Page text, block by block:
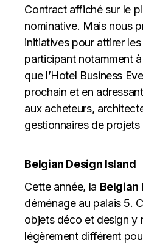
Contract affiché sur le
nominative. Mais nous
initiatives pour attirer
participant notamment
que l’Hotel Business
prochain et en
aux acheteurs,
gestionnaires de projets
Belgian Design Island
Cette année, la Belgian
déménage au palais 5.
objets déco et design y
légèrement différent